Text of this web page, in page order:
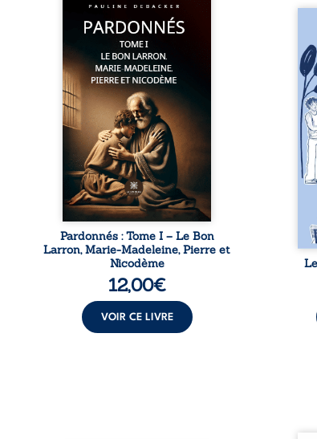
chemin de foi, de rencontrer
ceux qui ont côtoyé
directement le Christ ? Marie-
Madeleine, le Bon Larron,
Pierre et toutes ces figures
emblématiques ayant vécu aux
côtés de Jésus suscitent
fascination et questionnement.
Qui étaient-ils réellement ?
Comment vivait-on avec le
Christ au quotidien ? Quels
doutes, quelles
incompréhensions
traversaient-ils ? ...
Pardonnés : Tome I – Le Bon
Larron, Marie-Madeleine, Pierre et
Nicodème
12,00€
VOIR CE LIVRE
à
sur
et à